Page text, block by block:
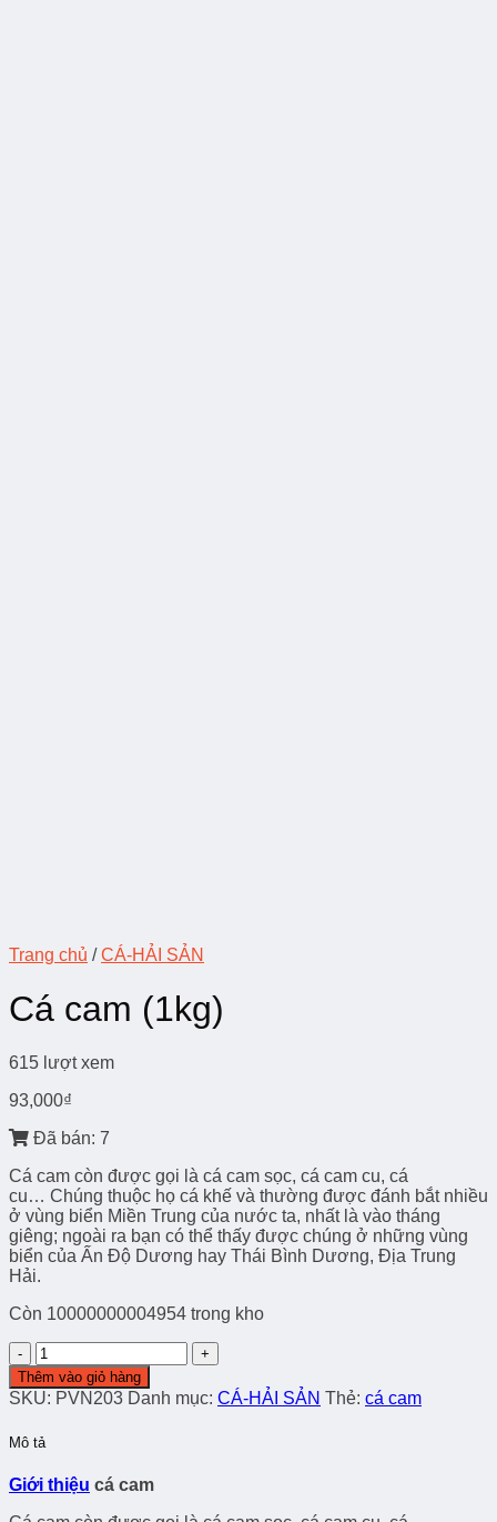
Trang chủ / CÁ-HẢI SẢN
Cá cam (1kg)
615 lượt xem
93,000₫
Đã bán: 7
Cá cam còn được gọi là cá cam sọc, cá cam cu, cá
cu… Chúng thuộc họ cá khế và thường được đánh bắt nhiều
ở vùng biển Miền Trung của nước ta, nhất là vào tháng
giêng; ngoài ra bạn có thể thấy được chúng ở những vùng
biển của Ấn Độ Dương hay Thái Bình Dương, Địa Trung
Hải.
Còn 10000000004954 trong kho
Cá
cam
(1kg)
số
Thêm vào giỏ hàng
SKU: PVN203 Danh mục: CÁ-HẢI SẢN Thẻ: cá cam
Mô tả
Giới thiệu cá cam